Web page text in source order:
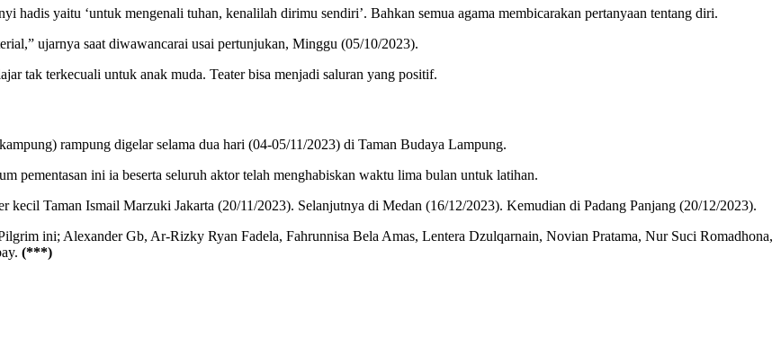
hadis yaitu ‘untuk mengenali tuhan, kenalilah dirimu sendiri’. Bahkan semua agama membicarakan pertanyaan tentang diri.
ujarnya saat diwawancarai usai pertunjukan, Minggu (05/10/2023).
tak terkecuali untuk anak muda. Teater bisa menjadi saluran yang positif.
rampung digelar selama dua hari (04-05/11/2023) di Taman Budaya Lampung.
pementasan ini ia beserta seluruh aktor telah menghabiskan waktu lima bulan untuk latihan.
kecil Taman Ismail Marzuki Jakarta (20/11/2023). Selanjutnya di Medan (16/12/2023). Kemudian di Padang Panjang (20/12/2023).
ini; Alexander Gb, Ar-Rizky Ryan Fadela, Fahrunnisa Bela Amas, Lentera Dzulqarnain, Novian Pratama, Nur Suci Romadhona,
(***)